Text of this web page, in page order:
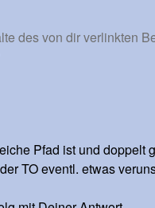
des von dir verlinkten
Pfad ist und doppelt
TO eventl. etwas